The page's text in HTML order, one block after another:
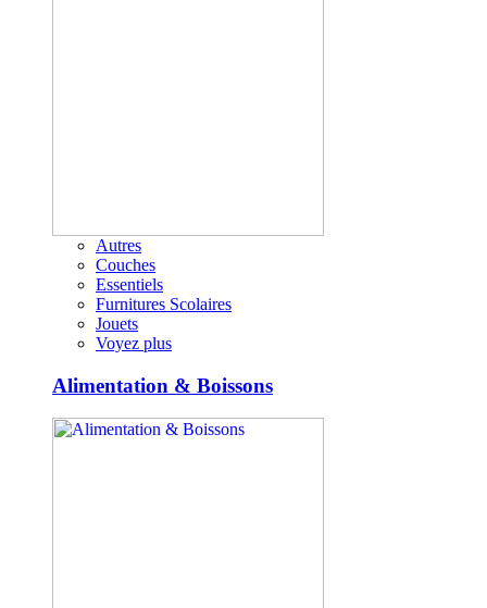
Autres
Couches
Essentiels
Furnitures Scolaires
Jouets
Voyez plus
Alimentation & Boissons